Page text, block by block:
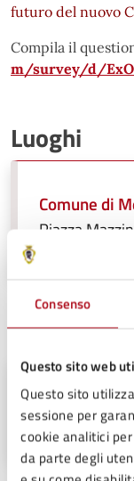
Consenso
Questo sito web
Questo sito
sessione per
cookie analitici
da parte degli
futuro del nuovo
Compila il
m/survey/d/
Luoghi
Comune di
Piazza
A cura di
Settore
Piazza